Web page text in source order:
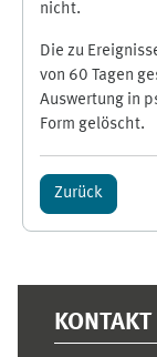
nicht.
Die zu
von 60 Tagen
Auswertung in
Form gelöscht.
Zurück
KONTAKT